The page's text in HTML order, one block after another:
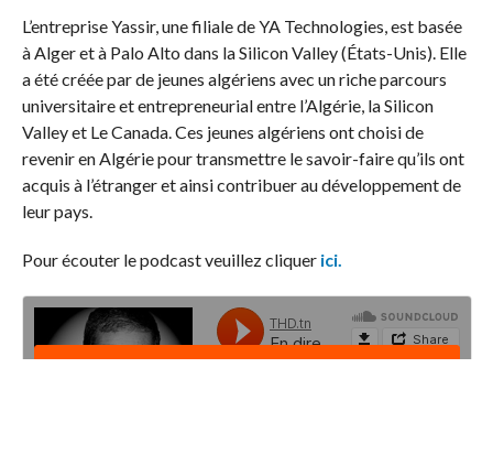
L’entreprise Yassir, une filiale de YA Technologies, est basée
à Alger et à Palo Alto dans la Silicon Valley (États-Unis). Elle
a été créée par de jeunes algériens avec un riche parcours
universitaire et entrepreneurial entre l’Algérie, la Silicon
Valley et Le Canada. Ces jeunes algériens ont choisi de
revenir en Algérie pour transmettre le savoir-faire qu’ils ont
acquis à l’étranger et ainsi contribuer au développement de
leur pays.
Pour écouter le podcast veuillez cliquer ici.